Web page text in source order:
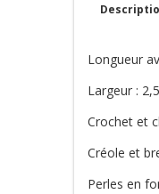
Longueur
Largeur :
Crochet et
Créole et
Perles en